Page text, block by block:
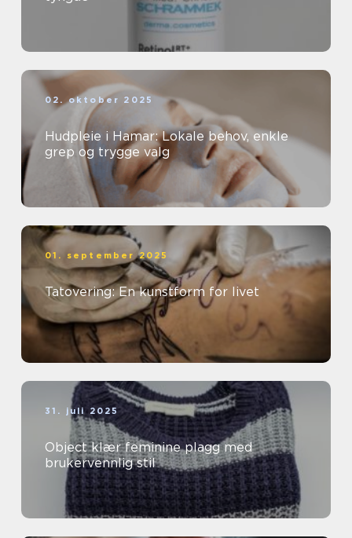
02. oktober 2025
Hudpleie i Hamar: Lokale behov, enkle
grep og trygge valg
01. september 2025
Tatovering: En kunstform for livet
31. juli 2025
Object klær feminine plagg med
brukervennlig stil